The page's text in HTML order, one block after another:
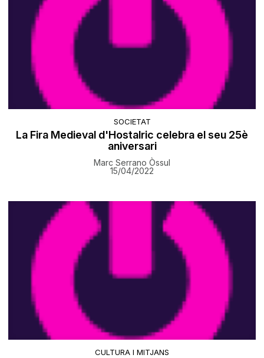
SOCIETAT
La Fira Medieval d'Hostalric celebra el seu 25è
aniversari
Marc Serrano Òssul
15/04/2022
CULTURA I MITJANS